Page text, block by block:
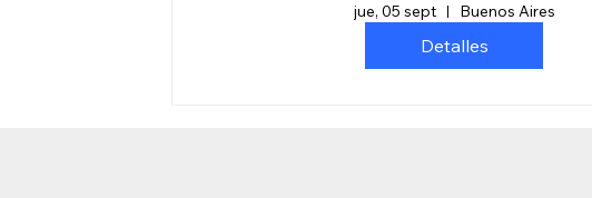
jue, 05 sept Buenos Aires
Detalles